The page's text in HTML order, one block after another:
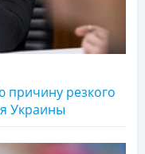
причину резкого
Украины